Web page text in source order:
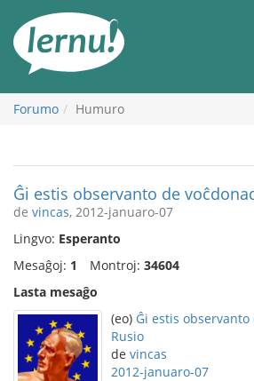
enhavo
Forumo Humuro
Ĝi estis observanto de
de vincas, 2012-januaro-07
Lingvo: Esperanto
Mesaĝoj: 1 Montroj: 34604
Lasta mesaĝo
(eo) Ĝi estis
Rusio
de vincas
2012-januaro-07